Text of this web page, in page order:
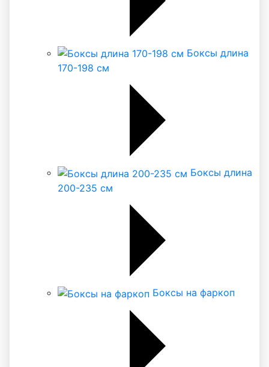
Боксы длина
170-198 см
Боксы длина
200-235 см
Боксы на фаркоп